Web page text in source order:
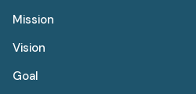
Mission
Vision
Goal